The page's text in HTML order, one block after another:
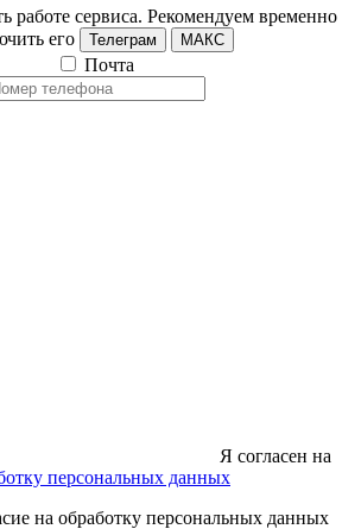
работе сервиса. Рекомендуем временно
его
Телеграм МАКС
Почта
Я согласен на
персональных данных
на обработку персональных данных